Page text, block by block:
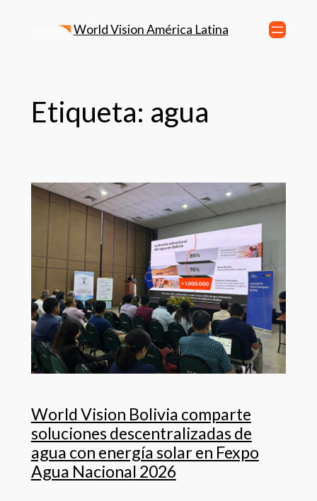
World Vision América Latina
Etiqueta: agua
World Vision Bolivia comparte
soluciones descentralizadas de
agua con energía solar en Fexpo
Agua Nacional 2026